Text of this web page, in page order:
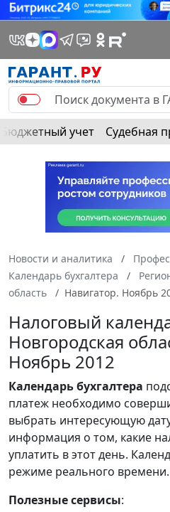
Бюджетный учет Судебная
Новости и аналитика
Календарь бухгалтера
область
Навигатор. Ноябрь
Налоговый
Новгородская
Ноябрь 2012
Календарьбухгалтера
платеж необходимо
выбрать интересующую
информация о том, какие
уплатить в этот день.
режиме реального времени.
Полезные сервисы: